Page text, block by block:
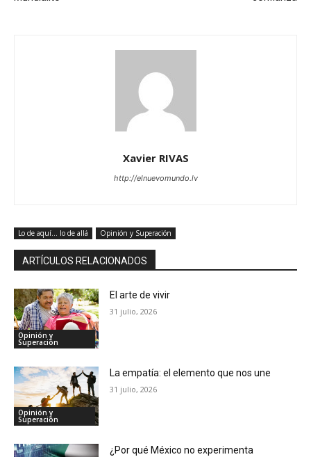
Xavier RIVAS
http://elnuevomundo.lv
Lo de aquí... lo de allá Opinión y Superación
ARTÍCULOS RELACIONADOS
Opinión y
Superación
El arte de vivir
31 julio, 2026
Opinión y
Superación
La empatía: el elemento que nos une
31 julio, 2026
¿Por qué México no experimenta